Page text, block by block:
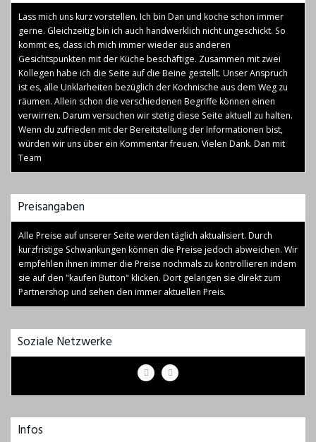
Lass mich uns kurz vorstellen. Ich bin Dan und koche schon immer
gerne. Gleichzeitig bin ich auch handwerklich nicht ungeschickt. So
kommt es, dass ich mich immer wieder aus anderen
Gesichtspunkten mit der Küche beschäftige. Zusammen mit zwei
Kollegen habe ich die Seite auf die Beine gestellt. Unser Anspruch
ist es, alle Unklarheiten bezüglich der Kochnische aus dem Weg zu
räumen. Allein schon die verschiedenen Begriffe können einen
verwirren. Darum versuchen wir stetig diese Seite aktuell zu halten.
Wenn du zufrieden mit der Bereitstellung der Informationen bist,
würden wir uns über ein Kommentar freuen. Vielen Dank. Dan mit
Team
Preisangaben
Alle Preise auf unserer Seite werden täglich aktualisiert. Durch
kurzfristige Schwankungen können die Preise jedoch abweichen. Wir
empfehlen ihnen immer die Preise nochmals zu kontrollieren indem
sie auf den "kaufen Button" klicken. Dort gelangen sie direkt zum
Partnershop und sehen den immer aktuellen Preis.
Soziale Netzwerke
Infos